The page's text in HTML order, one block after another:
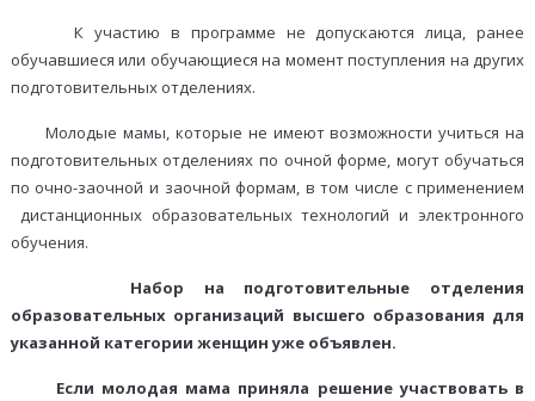
К участию в программе не допускаются лица, ранее
обучавшиеся или обучающиеся на момент поступления на других
подготовительных отделениях.
Молодые мамы, которые не имеют возможности учиться на
подготовительных отделениях по очной форме, могут обучаться
по очно-заочной и заочной формам, в том числе с применением
дистанционных образовательных технологий и электронного
обучения.
Набор на подготовительные отделения
образовательных организаций высшего образования для
указанной категории женщин уже объявлен.
Если молодая мама приняла решение участвовать в